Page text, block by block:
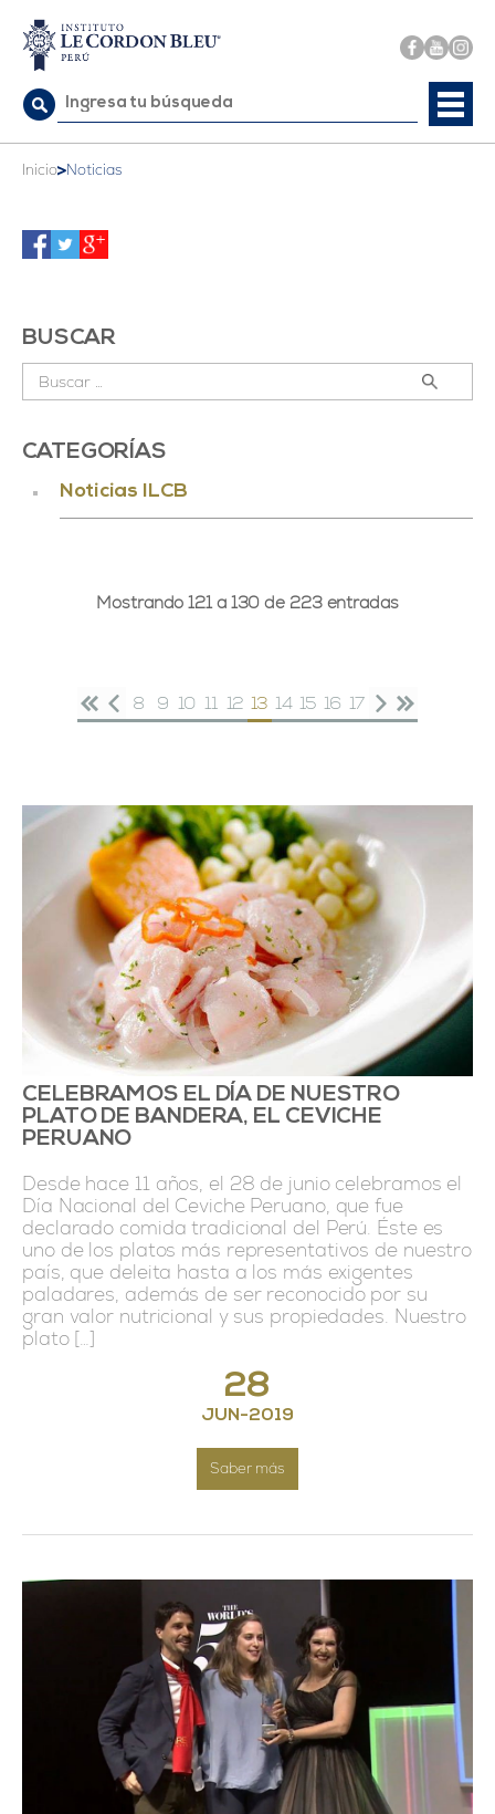
Buscar:
Inicio>Noticias
Mostrando 121 a 130 de 223 entradas
8 9 10 11 12 13 14 15 16 17
28
JUN-2019
Saber más
CELEBRAMOS EL DÍA DE NUESTRO
PLATO DE BANDERA, EL CEVICHE
PERUANO
Desde hace 11 años, el 28 de junio celebramos el
Día Nacional del Ceviche Peruano, que fue
declarado comida tradicional del Perú. Éste es
uno de los platos más representativos de nuestro
país, que deleita hasta a los más exigentes
paladares, además de ser reconocido por su
gran valor nutricional y sus propiedades. Nuestro
plato […]
BUSCAR
Buscar:
CATEGORÍAS
Noticias ILCB